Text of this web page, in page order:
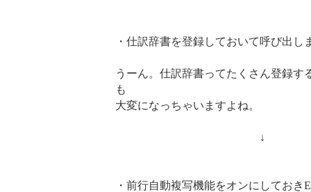
・仕訳辞書を登録しておいて呼び出し
うーん。仕訳辞書ってたくさん登録す
も
大変になっちゃいますよね。
↓
・前行自動複写機能をオンにしておき